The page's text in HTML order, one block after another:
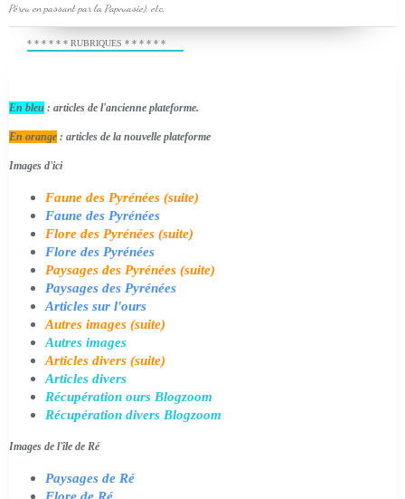
Pérou en passant par la Papouasie), etc.
* * * * * * RUBRIQUES * * * * * *
En bleu : articles de l'ancienne plateforme.
En orange : articles de la nouvelle plateforme
Images d'ici
Faune des Pyrénées (suite)
Faune des Pyrénées
Flore des Pyrénées (suite)
Flore des Pyrénées
Paysages des Pyrénées (suite)
Paysages des Pyrénées
Articles sur l'ours
Autres images (suite)
Autres images
Articles divers (suite)
Articles divers
Récupération ours Blogzoom
Récupération divers Blogzoom
Images de l'île de Ré
Paysages de Ré